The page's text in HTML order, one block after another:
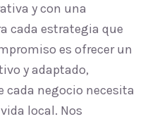
y con una
cada estrategia que
es ofrecer un
y adaptado,
cada negocio necesita
local. Nos